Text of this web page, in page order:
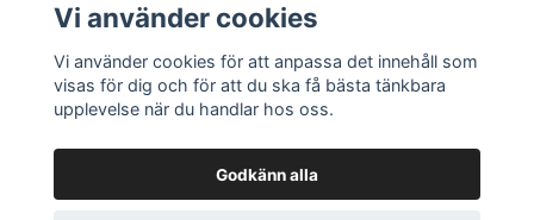
Företagsuppgifter
Vi använder cookies
Vi använder cookies för att anpassa det innehåll som
visas för dig och för att du ska få bästa tänkbara
upplevelse när du handlar hos oss.
Godkänn alla